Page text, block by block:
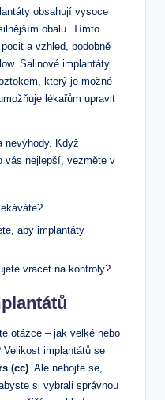
obsahují vysoce
obalu. Tímto
a vzhled, podobně
Salinové implantáty
který je možné
lékařům upravit
nevýhody. Když
vás nejlepší, vezměte v
aby implantáty
vracet na kontroly?
otázce – jak velké nebo
implantátů se
(cc) . Ale nebojte se,
si vybrali správnou